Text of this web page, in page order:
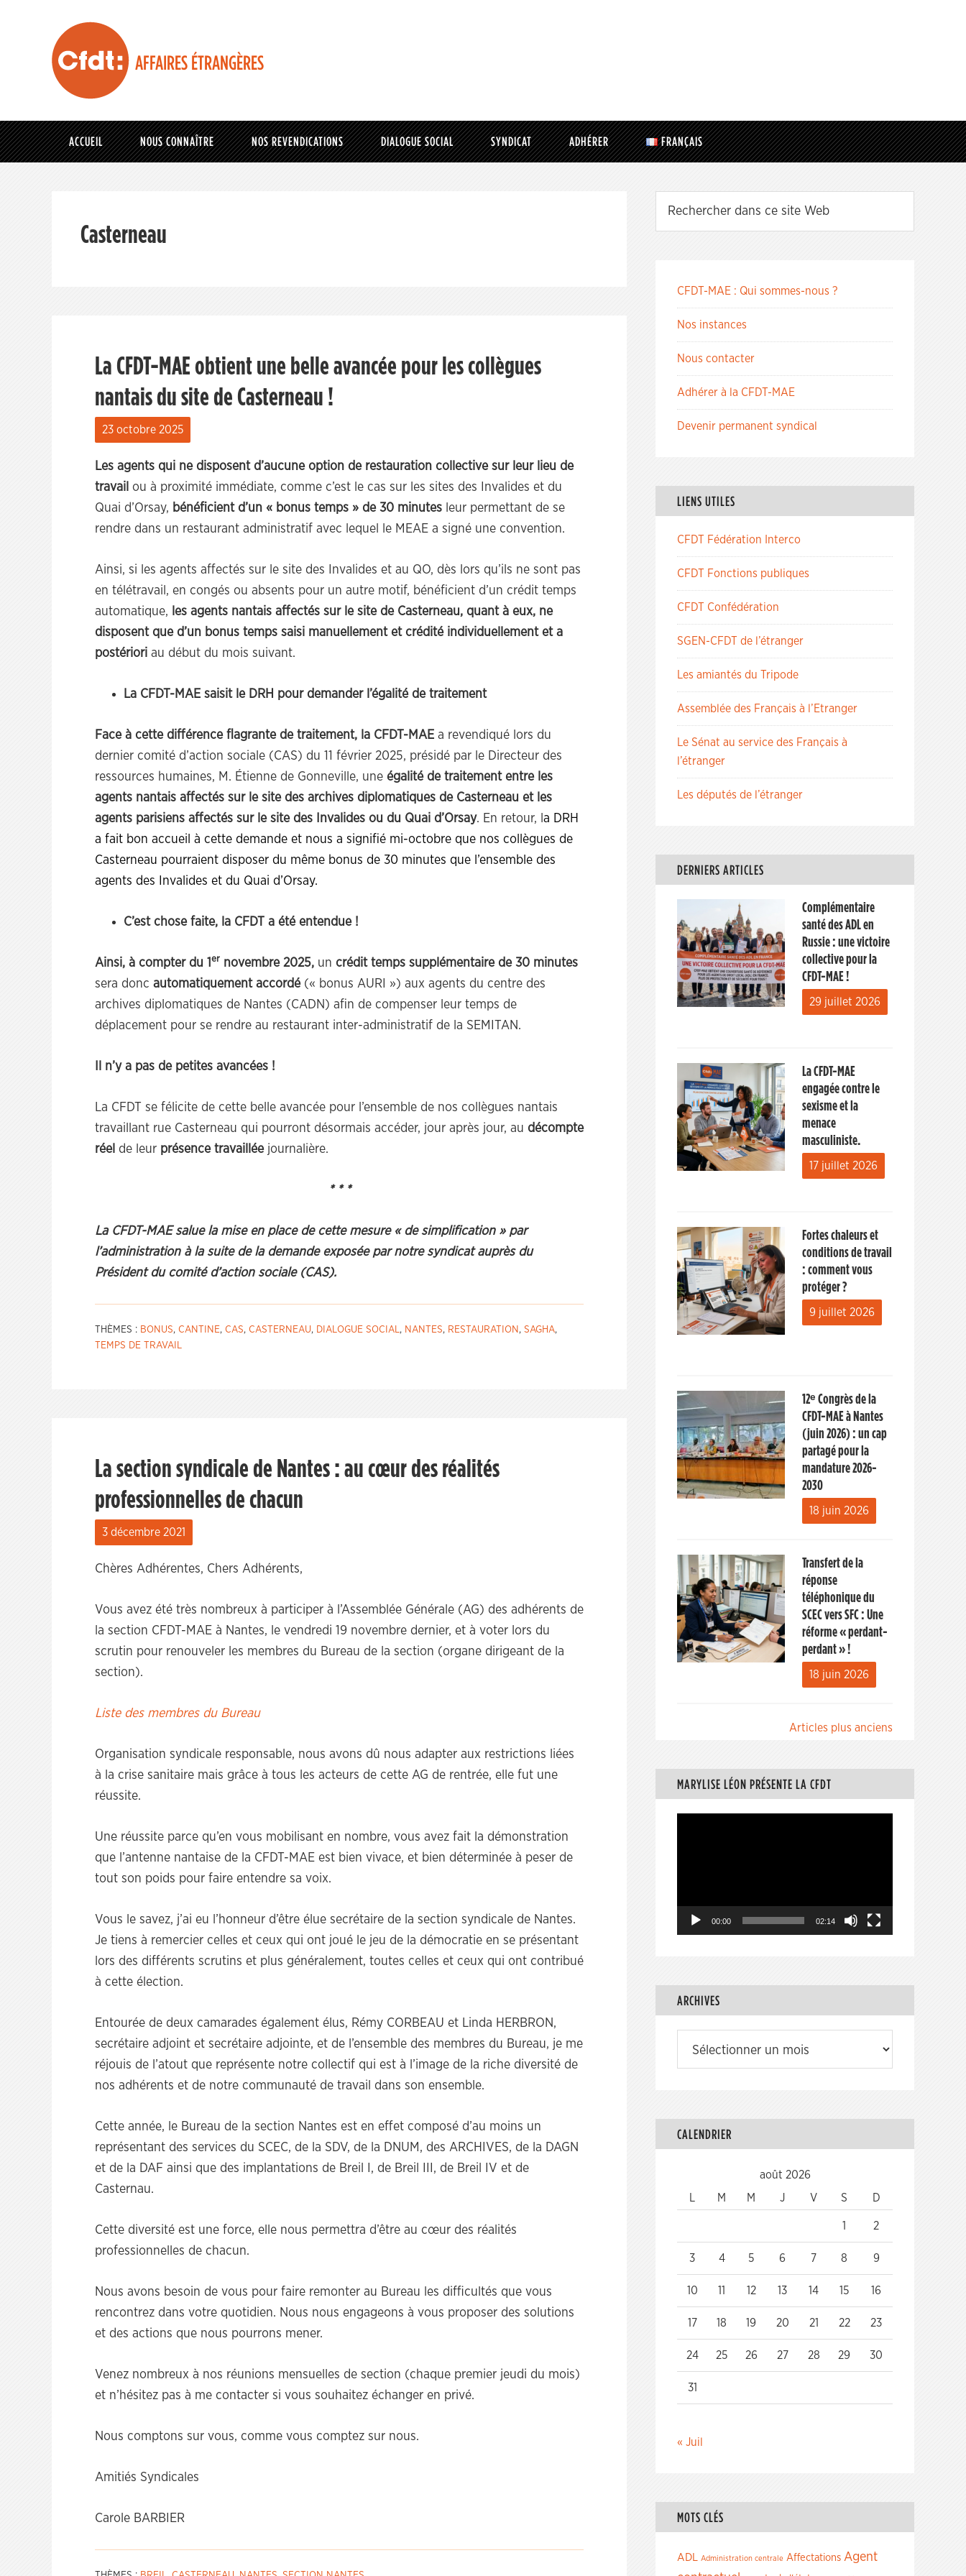
AFFAIRES ÉTRANGÈRES
ACCUEIL NOUS CONNAÎTRE NOS REVENDICATIONS DIALOGUE SOCIAL SYNDICAT ADHÉRER FRANÇAIS
Casterneau
La CFDT-MAE obtient une belle avancée pour les collègues
nantais du site de Casterneau !
23 octobre 2025
Les agents qui ne disposent d’aucune option de restauration collective sur leur lieu de
travail ou à proximité immédiate, comme c’est le cas sur les sites des Invalides et du
Quai d’Orsay, bénéficient d’un « bonus temps » de 30 minutes leur permettant de se
rendre dans un restaurant administratif avec lequel le MEAE a signé une convention.
Ainsi, si les agents affectés sur le site des Invalides et au QO, dès lors qu’ils ne sont pas
en télétravail, en congés ou absents pour un autre motif, bénéficient d’un crédit temps
automatique, les agents nantais affectés sur le site de Casterneau, quant à eux, ne
disposent que d’un bonus temps saisi manuellement et crédité individuellement et a
postériori au début du mois suivant.
La CFDT-MAE saisit le DRH pour demander l’égalité de traitement
Face à cette différence flagrante de traitement, la CFDT-MAE a revendiqué lors du
dernier comité d’action sociale (CAS) du 11 février 2025, présidé par le Directeur des
ressources humaines, M. Étienne de Gonneville, une égalité de traitement entre les
agents nantais affectés sur le site des archives diplomatiques de Casterneau et les
agents parisiens affectés sur le site des Invalides ou du Quai d’Orsay. En retour, l a DRH
a fait bon accueil à cette demande et nous a signifié mi-octobre que nos collègues de
Casterneau pourraient disposer du même bonus de 30 minutes que l’ensemble des
agents des Invalides et du Quai d’Orsay.
C’est chose faite, la CFDT a été entendue !
Ainsi, à compter du 1 er novembre 2025, un crédit temps supplémentaire de 30 minutes
sera donc automatiquement accordé(« bonus AURI ») aux agents du centre des
archives diplomatiques de Nantes (CADN) afin de compenser leur temps de
déplacement pour se rendre au restaurant inter-administratif de la SEMITAN.
Il n’y a pas de petites avancées !
La CFDT se félicite de cette belle avancée pour l’ensemble de nos collègues nantais
travaillant rue Casterneau qui pourront désormais accéder, jour après jour, au décompte
réel de leur présence travailléejournalière.
* * *
La CFDT-MAE salue la mise en place de cette mesure « de simplification » par
l’administration à la suite de la demande exposée par notre syndicat auprès du
Président du comité d’action sociale (CAS).
THÈMES : BONUS, CANTINE, CAS, CASTERNEAU, DIALOGUE SOCIAL, NANTES, RESTAURATION , SAGHA,
TEMPS DE TRAVAIL
La section syndicale de Nantes : au cœur des réalités
professionnelles de chacun
3 décembre 2021
Chères Adhérentes, Chers Adhérents,
Vous avez été très nombreux à participer à l’Assemblée Générale (AG) des adhérents de
la section CFDT-MAE à Nantes, le vendredi 19 novembre dernier, et à voter lors du
scrutin pour renouveler les membres du Bureau de la section (organe dirigeant de la
section).
Liste des membres du Bureau
Organisation syndicale responsable, nous avons dû nous adapter aux restrictions liées
à la crise sanitaire mais grâce à tous les acteurs de cette AG de rentrée, elle fut une
réussite.
Une réussite parce qu’en vous mobilisant en nombre, vous avez fait la démonstration
que l’antenne nantaise de la CFDT-MAE est bien vivace, et bien déterminée à peser de
tout son poids pour faire entendre sa voix.
Vous le savez, j’ai eu l’honneur d’être élue secrétaire de la section syndicale de Nantes.
Je tiens à remercier celles et ceux qui ont joué le jeu de la démocratie en se présentant
lors des différents scrutins et plus généralement, toutes celles et ceux qui ont contribué
à cette élection.
Entourée de deux camarades également élus, Rémy CORBEAU et Linda HERBRON,
secrétaire adjoint et secrétaire adjointe, et de l’ensemble des membres du Bureau, je me
réjouis de l’atout que représente notre collectif qui est à l’image de la riche diversité de
nos adhérents et de notre communauté de travail dans son ensemble.
Cette année, le Bureau de la section Nantes est en effet composé d’au moins un
représentant des services du SCEC, de la SDV, de la DNUM, des ARCHIVES, de la DAGN
et de la DAF ainsi que des implantations de Breil I, de Breil III, de Breil IV et de
Casternau.
Cette diversité est une force, elle nous permettra d’être au cœur des réalités
professionnelles de chacun.
Nous avons besoin de vous pour faire remonter au Bureau les difficultés que vous
rencontrez dans votre quotidien. Nous nous engageons à vous proposer des solutions
et des actions que nous pourrons mener.
Venez nombreux à nos réunions mensuelles de section (chaque premier jeudi du mois)
et n’hésitez pas à me contacter si vous souhaitez échanger en privé.
Nous comptons sur vous, comme vous comptez sur nous.
Amitiés Syndicales
Carole BARBIER
CFDT-MAE : Qui sommes-nous ?
Nos instances
Nous contacter
Adhérer à la CFDT-MAE
Devenir permanent syndical
LIENS UTILES
CFDT Fédération Interco
CFDT Fonctions publiques
CFDT Confédération
SGEN-CFDT de l’étranger
Les amiantés du Tripode
Assemblée des Français à l’Etranger
Le Sénat au service des Français à
l’étranger
Les députés de l’étranger
DERNIERS ARTICLES
Complémentaire
santé des ADL en
Russie : une victoire
collective pour la
CFDT-MAE !
29 juillet 2026
La CFDT-MAE
engagée contre le
sexisme et la
menace
masculiniste.
17 juillet 2026
Fortes chaleurs et
conditions de travail
: comment vous
protéger ?
9 juillet 2026
12ᵉ Congrès de la
CFDT-MAE à Nantes
(juin 2026) : un cap
partagé pour la
mandature 2026-
2030
18 juin 2026
Transfert de la
réponse
téléphonique du
SCEC vers SFC : Une
réforme « perdant-
perdant » !
18 juin 2026
articles
Articles plus anciens
MARYLISE LÉON PRÉSENTE LA CFDT
00:00 02:14
ARCHIVES
CALENDRIER
août 2026
M M J V S D
1 2
3 4 5 6 7 8 9
10 11 12 13 14 15 16
17 18 19 20 21 22 23
24 25 26 27 28 29 30
31
« Juil
MOTS CLÉS
ADL Administration centrale Affectations Agent